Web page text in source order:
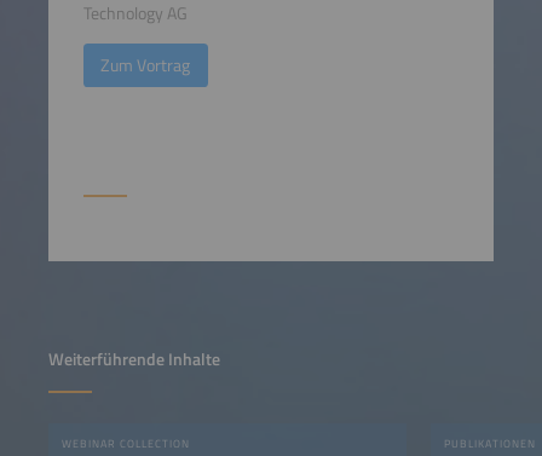
Technology AG
Zum Vortrag
Weiterführende Inhalte
WEBINAR COLLECTION PUBLIKATIONEN